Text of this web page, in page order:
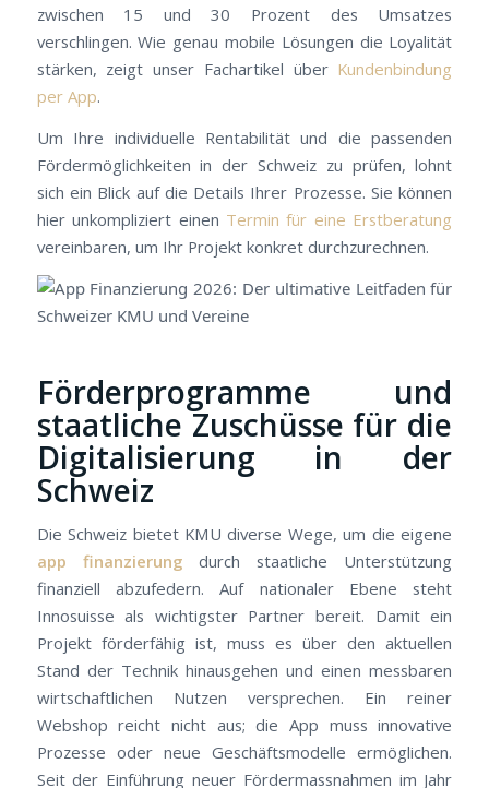
zwischen 15 und 30 Prozent des Umsatzes
verschlingen. Wie genau mobile Lösungen die Loyalität
stärken, zeigt unser Fachartikel über Kundenbindung
per App.
Um Ihre individuelle Rentabilität und die passenden
Fördermöglichkeiten in der Schweiz zu prüfen, lohnt
sich ein Blick auf die Details Ihrer Prozesse. Sie können
hier unkompliziert einen Termin für eine Erstberatung
vereinbaren, um Ihr Projekt konkret durchzurechnen.
Förderprogramme und
staatliche Zuschüsse für die
Digitalisierung in der
Schweiz
Die Schweiz bietet KMU diverse Wege, um die eigene
app finanzierung durch staatliche Unterstützung
finanziell abzufedern. Auf nationaler Ebene steht
Innosuisse als wichtigster Partner bereit. Damit ein
Projekt förderfähig ist, muss es über den aktuellen
Stand der Technik hinausgehen und einen messbaren
wirtschaftlichen Nutzen versprechen. Ein reiner
Webshop reicht nicht aus; die App muss innovative
Prozesse oder neue Geschäftsmodelle ermöglichen.
Seit der Einführung neuer Fördermassnahmen im Jahr